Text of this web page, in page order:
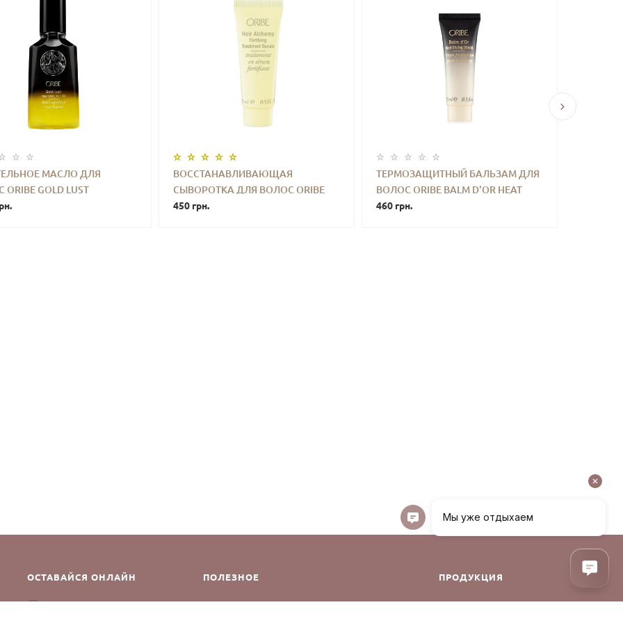
МАСЛО ДЛЯ
GOLD LUST
HAIR OIL 50 ML
ВОССТАНАВЛИВАЮЩАЯ
СЫВОРОТКА ДЛЯ ВОЛОС ORIBE
HAIR ALCHEMY FORTIFYING SERUM
450 грн.
ТЕРМОЗАЩИТНЫЙ БАЛЬЗАМ ДЛЯ
ВОЛОС ORIBE BALM D'OR HEAT
STYLING SHIELD 15 ML MINI
460 грн.
ОСТАВАЙСЯ ОНЛАЙН ПОЛЕЗНОЕ ПРОДУКЦИЯ